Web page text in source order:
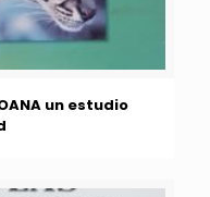
un estudio